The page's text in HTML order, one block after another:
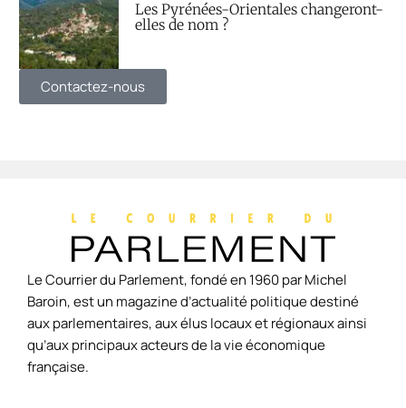
Les Pyrénées-Orientales changeront-
elles de nom ?
Contactez-nous
Le Courrier du Parlement, fondé en 1960 par Michel
Baroin, est un magazine d’actualité politique destiné
aux parlementaires, aux élus locaux et régionaux ainsi
qu’aux principaux acteurs de la vie économique
française.